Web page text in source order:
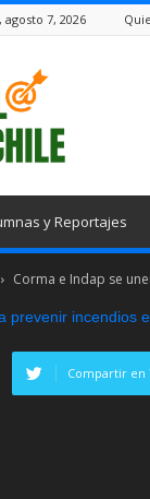
7, 2026
y Reportajes
Corma e Indap se
Compartir en